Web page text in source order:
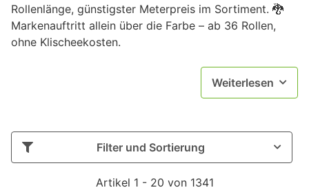
Rollenlänge, günstigster Meterpreis im Sortiment. 🐉
Markenauftritt allein über die Farbe – ab 36 Rollen,
ohne Klischeekosten.
Weiterlesen
Filter und Sortierung
Artikel 1 - 20 von 1341